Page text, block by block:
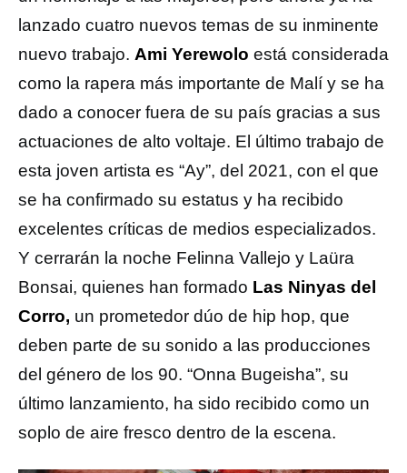
lanzado cuatro nuevos temas de su inminente
nuevo trabajo. Ami Yerewolo está considerada
como la rapera más importante de Malí y se ha
dado a conocer fuera de su país gracias a sus
actuaciones de alto voltaje. El último trabajo de
esta joven artista es “Ay”, del 2021, con el que
se ha confirmado su estatus y ha recibido
excelentes críticas de medios especializados.
Y cerrarán la noche Felinna Vallejo y Laüra
Bonsai, quienes han formado Las Ninyas del
Corro, un prometedor dúo de hip hop, que
deben parte de su sonido a las producciones
del género de los 90. “Onna Bugeisha”, su
último lanzamiento, ha sido recibido como un
soplo de aire fresco dentro de la escena.